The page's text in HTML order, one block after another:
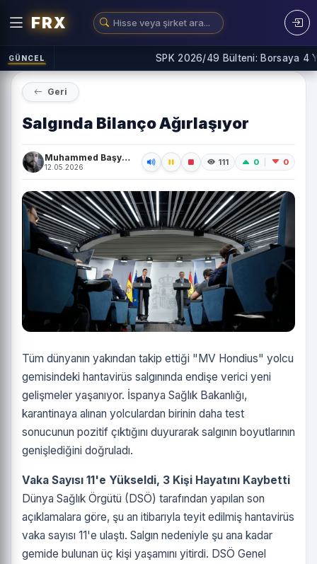
FRX
GÜNCEL SPK 2026/49 Bülteni: Borsaya 4
Geri
Salgında Bilanço Ağırlaşıyor
Muhammed Başyiğit
12.05.2026 111 0 0
Tüm dünyanın yakından takip ettiği "MV Hondius" yolcu
gemisindeki hantavirüs salgınında endişe verici yeni
gelişmeler yaşanıyor. İspanya Sağlık Bakanlığı,
karantinaya alınan yolculardan birinin daha test
sonucunun pozitif çıktığını duyurarak salgının boyutlarının
genişlediğini doğruladı.
Vaka Sayısı 11'e Yükseldi, 3 Kişi Hayatını Kaybetti
Dünya Sağlık Örgütü (DSÖ) tarafından yapılan son
açıklamalara göre, şu an itibarıyla teyit edilmiş hantavirüs
vaka sayısı 11'e ulaştı. Salgın nedeniyle şu ana kadar
gemide bulunan üç kişi yaşamını yitirdi. DSÖ Genel